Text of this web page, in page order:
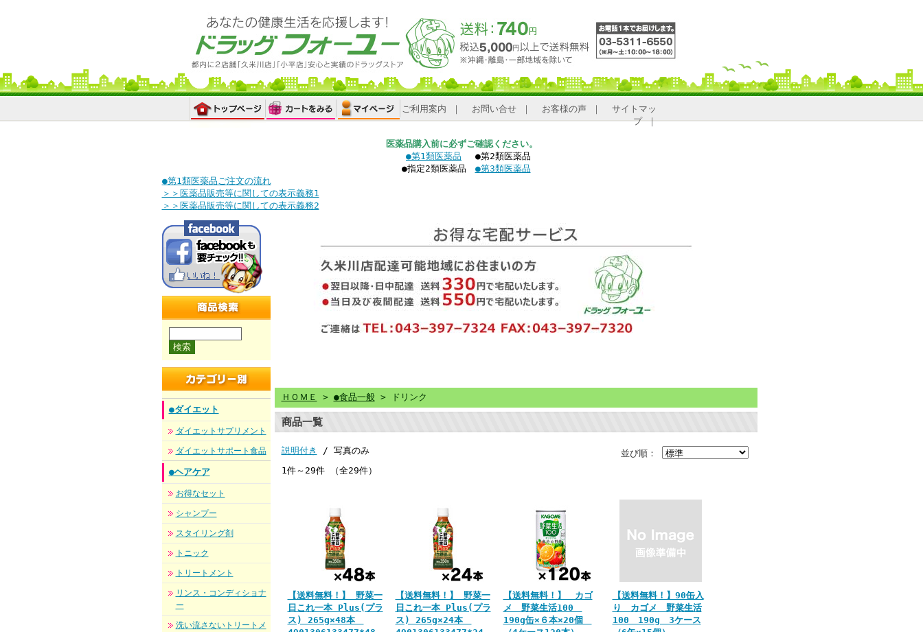
ご利用案内 ｜ お問い合せ｜ お客様の声｜
サイトマッ
プ｜
医薬品購入前に必ずご確認ください。
●第1類医薬品
●第2類医薬品
●指定2類医薬品
●第3類医薬品
●第1類医薬品ご注文の流れ
＞＞医薬品販売等に関しての表示義務1
＞＞医薬品販売等に関しての表示義務2
商品検索
●ダイエット
ダイエットサプリメント
ダイエットサポート食品
●ヘアケア
お得なセット
シャンプー
スタイリング剤
トニック
トリートメント
リンス・コンディショナ
ー
洗い流さないトリートメ
ＨＯＭＥ > ●食品一般 > ドリンク
商品一覧
並び順：
説明付き
/ 写真のみ
1件～29件 （全29件）
【送料無料！】 野菜一
日これ一本 Plus(プラ
ス) 265g×48本
【送料無料！】 野菜一
日これ一本 Plus(プラ
ス) 265g×24本
【送料無料！】 カゴ
メ 野菜生活100
190g缶×６本×20個
【送料無料！】90缶入
り カゴメ 野菜生活
100 190g 3ケース